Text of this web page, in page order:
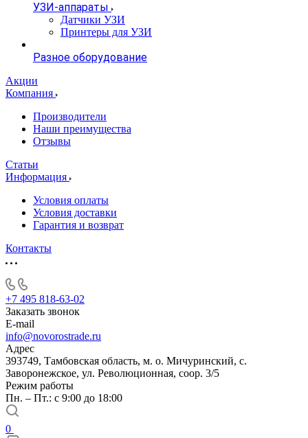
УЗИ-аппараты
Датчики УЗИ
Принтеры для УЗИ
Разное оборудование
Акции
Компания
Производители
Наши преимущества
Отзывы
Статьи
Информация
Условия оплаты
Условия доставки
Гарантия и возврат
Контакты
+7 495 818-63-02
Заказать звонок
E-mail
info@novorostrade.ru
Адрес
393749, Тамбовская область, м. о. Мичуринский, с.
Заворонежское, ул. Революционная, соор. 3/5
Режим работы
Пн. – Пт.: с 9:00 до 18:00
0